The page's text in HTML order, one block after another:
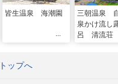
皆生温泉 海潮園
三朝温泉
泉かけ流し
呂 清流荘
ップへ